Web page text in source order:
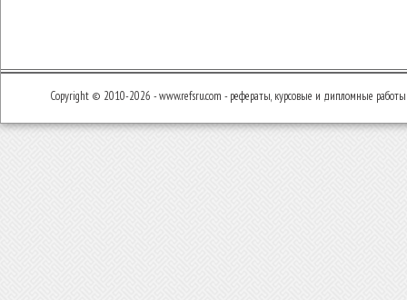
Copyright © 2010-2026 - www.refsru.com - рефераты, курсовые и дипломные работы